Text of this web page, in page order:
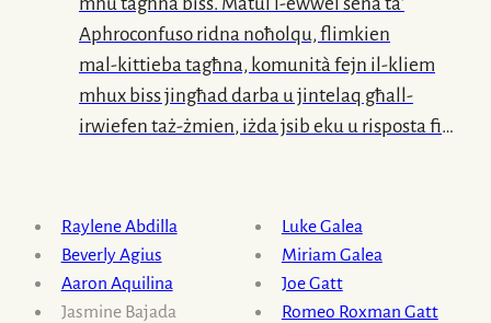
Għadu Jannar, għad fadal.
Safrattant stejqret dielja fin-nir,
l-eqreb waħda għal dar il-fanal.
Dik li ta’ kull sena, fis-siegħa tat-tagħsir,
Il-frott tagħha għandu żmienu.
Dan tafu sew, ċerta li jasal.
Aphroconfuso ridna noħolqu, flimkien
mal-kittieba tagħna, komunità fejn il-kliem
mhux biss jingħad darba u jintelaq għall-
irwiefen taż-żmien, iżda jsib eku u risposta fi
introduċejna
ktieb ta’ Aphroconfuso,
Antoloġija 1.
Raylene Abdilla
Beverly Agius
Aaron Aquilina
Jasmine Bajada
Luke Galea
Miriam Galea
Joe Gatt
Romeo Roxman Gatt